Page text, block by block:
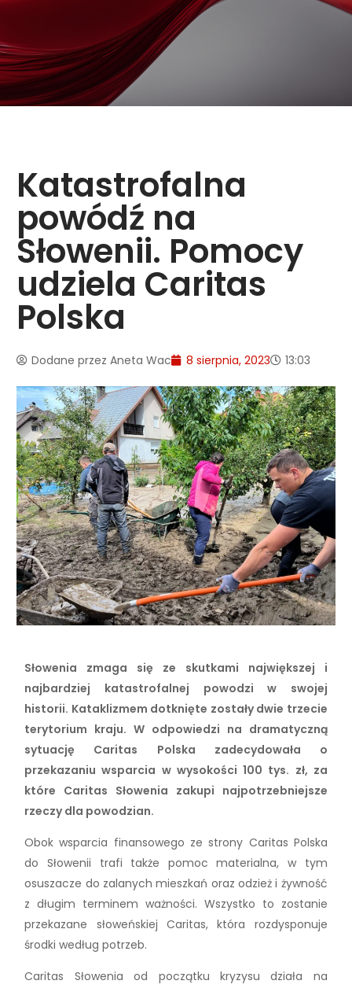
Katastrofalna
powódź na
Słowenii. Pomocy
udziela Caritas
Polska
Dodane przez Aneta Wac 8 sierpnia, 2023 13:03
Słowenia zmaga się ze skutkami największej i
najbardziej katastrofalnej powodzi w swojej
historii. Kataklizmem dotknięte zostały dwie trzecie
terytorium kraju. W odpowiedzi na dramatyczną
sytuację Caritas Polska zadecydowała o
przekazaniu wsparcia w wysokości 100 tys. zł, za
które Caritas Słowenia zakupi najpotrzebniejsze
rzeczy dla powodzian.
Obok wsparcia finansowego ze strony Caritas Polska
do Słowenii trafi także pomoc materialna, w tym
osuszacze do zalanych mieszkań oraz odzież i żywność
z długim terminem ważności. Wszystko to zostanie
przekazane słoweńskiej Caritas, która rozdysponuje
środki według potrzeb.
Caritas Słowenia od początku kryzysu działa na